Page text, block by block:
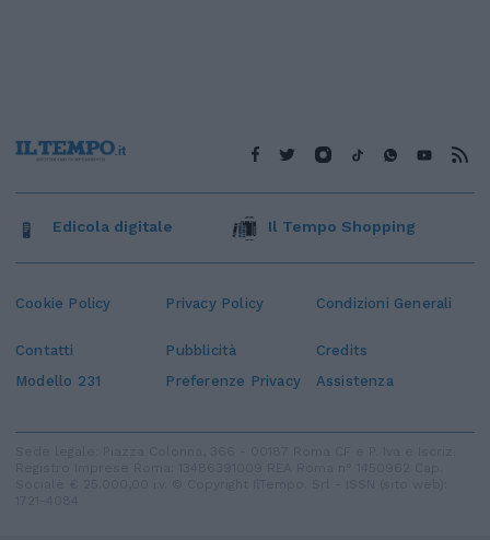
Cookie Policy Privacy Policy Condizioni Generali
Contatti Pubblicità
Credits
Modello 231
Preferenze Privacy Assistenza
Edicola digitale Il Tempo Shopping